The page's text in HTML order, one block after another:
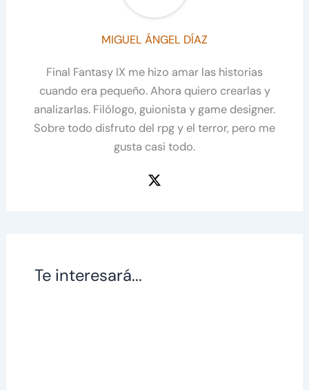
MIGUEL ÁNGEL DÍAZ
Final Fantasy IX me hizo amar las historias
cuando era pequeño. Ahora quiero crearlas y
analizarlas. Filólogo, guionista y game designer.
Sobre todo disfruto del rpg y el terror, pero me
gusta casi todo.
Te interesará...